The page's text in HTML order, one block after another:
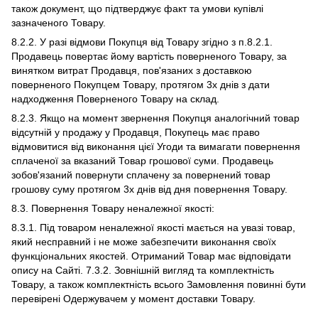
також документ, що підтверджує факт та умови купівлі
зазначеного Товару.
8.2.2. У разі відмови Покупця від Товару згідно з п.8.2.1.
Продавець повертає йому вартість поверненого Товару, за
винятком витрат Продавця, пов'язаних з доставкою
поверненого Покупцем Товару, протягом 3х днів з дати
надходження Поверненого Товару на склад.
8.2.3. Якщо на момент звернення Покупця аналогічний товар
відсутній у продажу у Продавця, Покупець має право
відмовитися від виконання цієї Угоди та вимагати повернення
сплаченої за вказаний Товар грошової суми. Продавець
зобов'язаний повернути сплачену за повернений товар
грошову суму протягом 3х днів від дня повернення Товару.
8.3. Повернення Товару неналежної якості:
8.3.1. Під товаром неналежної якості мається на увазі товар,
який несправний і не може забезпечити виконання своїх
функціональних якостей. Отриманий Товар має відповідати
опису на Сайті. 7.3.2. Зовнішній вигляд та комплектність
Товару, а також комплектність всього Замовлення повинні бути
перевірені Одержувачем у момент доставки Товару.